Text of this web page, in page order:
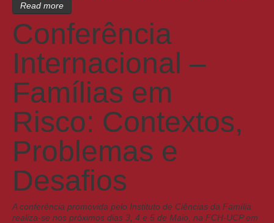
Read more
Conferência
Internacional –
Famílias em
Risco: Contextos,
Problemas e
Desafios
A conferência promovida pelo Instituto de Ciências da Família
realiza-se nos próximos dias 3, 4 e 5 de Maio, na FCH-UCP em